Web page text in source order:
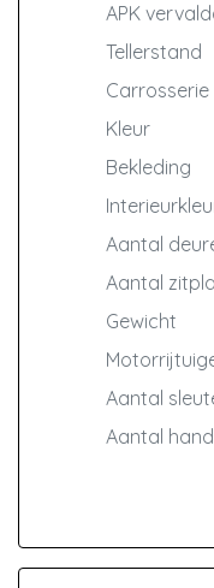
APK
Tellerstand
Carrosserie
Kleur
Bekleding
Aantal
Aantal
Gewicht
Aantal
Aantal